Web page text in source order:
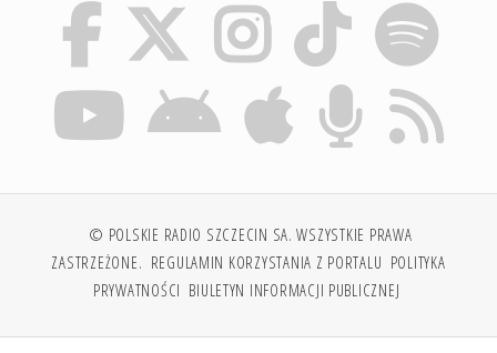
© POLSKIE RADIO SZCZECIN SA. WSZYSTKIE PRAWA
ZASTRZEŻONE. REGULAMIN KORZYSTANIA Z PORTALU POLITYKA
PRYWATNOŚCI BIULETYN INFORMACJI PUBLICZNEJ